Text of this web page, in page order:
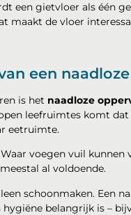
een gietvloer als één
maakt de vloer
een
is het naadloze
leefruimtes komt
eetruimte.
voegen vuil
al voldoende.
schoonmaken. Een
belangrijk is –